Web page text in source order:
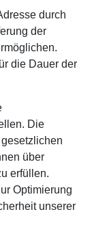
durch
der
die Dauer der
Die
über
erfüllen.
Optimierung
unserer